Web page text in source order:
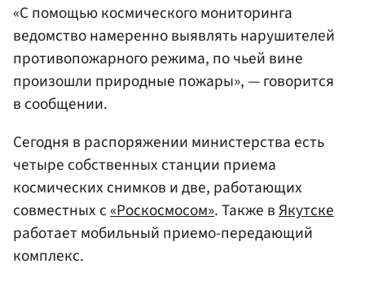
«С помощью космического мониторинга
ведомство намеренно выявлять нарушителей
противопожарного режима, по чьей вине
произошли природные пожары», — говорится
в сообщении.
Сегодня в распоряжении министерства есть
четыре собственных станции приема
космических снимков и две, работающих
совместных с«Роскосмосом». Также вЯкутске
работает мобильный приемо-передающий
комплекс.